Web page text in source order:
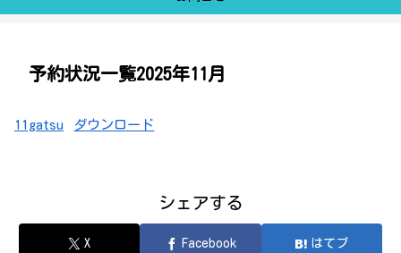
予約状況一覧2025年11月
11gatsu ダウンロード
シェアする
X Facebook はてブ